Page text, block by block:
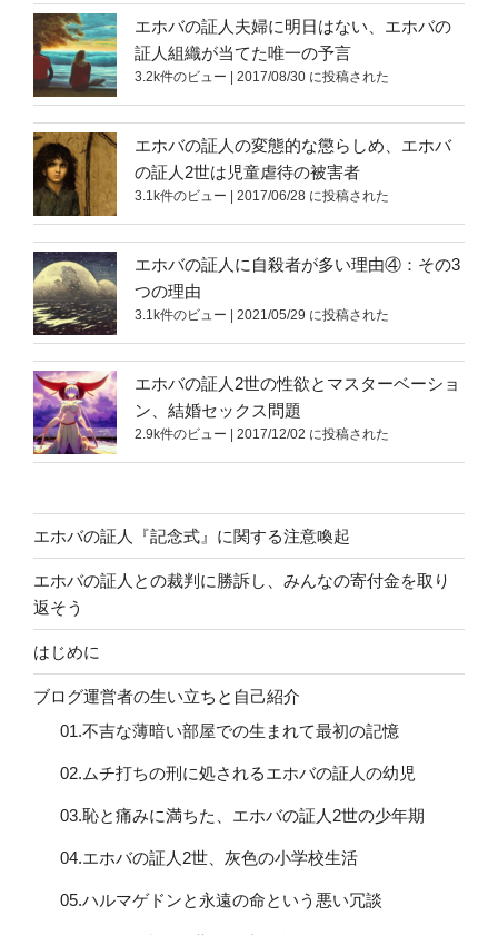
エホバの証人夫婦に明日はない、エホバの
証人組織が当てた唯一の予言
3.2k件のビュー | 2017/08/30 に投稿された
エホバの証人の変態的な懲らしめ、エホバ
の証人2世は児童虐待の被害者
3.1k件のビュー | 2017/06/28 に投稿された
エホバの証人に自殺者が多い理由④：その3
つの理由
3.1k件のビュー | 2021/05/29 に投稿された
エホバの証人2世の性欲とマスターベーショ
ン、結婚セックス問題
2.9k件のビュー | 2017/12/02 に投稿された
エホバの証人『記念式』に関する注意喚起
エホバの証人との裁判に勝訴し、みんなの寄付金を取り
返そう
はじめに
ブログ運営者の生い立ちと自己紹介
01.不吉な薄暗い部屋での生まれて最初の記憶
02.ムチ打ちの刑に処されるエホバの証人の幼児
03.恥と痛みに満ちた、エホバの証人2世の少年期
04.エホバの証人2世、灰色の小学校生活
05.ハルマゲドンと永遠の命という悪い冗談